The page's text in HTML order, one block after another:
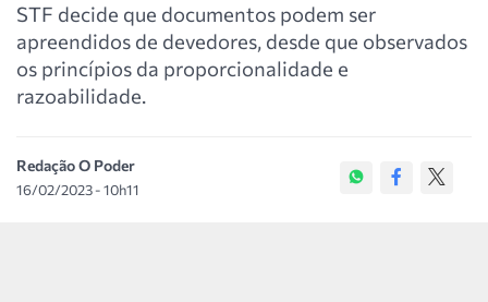
STF decide que documentos podem ser
apreendidos de devedores, desde que observados
os princípios da proporcionalidade e
razoabilidade.
Redação O Poder
16/02/2023 - 10h11